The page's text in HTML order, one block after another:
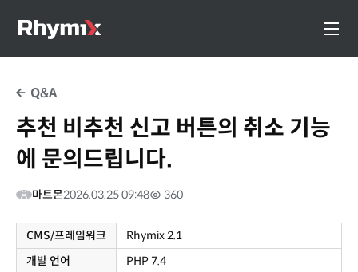
Q&A
추천 비추천 신고 버튼의 취소 기능
에 문의드립니다.
마트몬2026.03.25 09:48 360
CMS/프레임워크
Rhymix 2.1
개발 언어
PHP 7.4